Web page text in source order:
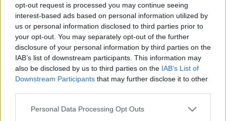
opt-out request is processed you may continue seeing
interest-based ads based on personal information utilized by
us or personal information disclosed to third parties prior to
your opt-out. You may separately opt-out of the further
disclosure of your personal information by third parties on the
IAB’s list of downstream participants. This information may
also be disclosed by us to third parties on the IAB’s List of
Downstream Participants that may further disclose it to other
Please note that this website/app uses one or more Google
Personal Data Processing Opt Outs
Mir túlságosan óvatos volt, megelőzte Francesco Bagnaiát
ugyan a futamon, és igyekezett feljebb verekedni
magát. Amikor azonban neve elkezdett ugrálni az időmérő
képernyőkön, úgy gondolták, hogy egyszerűen
beállítása – amely olyan területeket érint, mint a